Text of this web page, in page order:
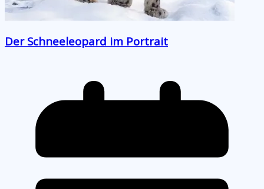
Der Schneeleopard im Portrait